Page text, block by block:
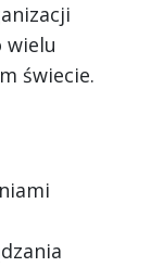
wielu
świecie.